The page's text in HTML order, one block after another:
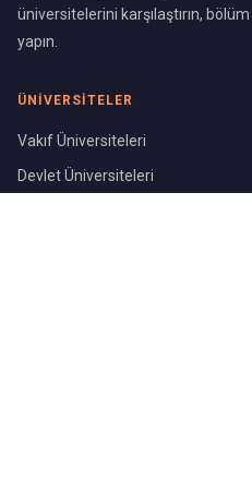
üniversitelerini karşılaştırın,
yapın.
ÜNIVERSITELER
Vakıf Üniversiteleri
Devlet Üniversiteleri